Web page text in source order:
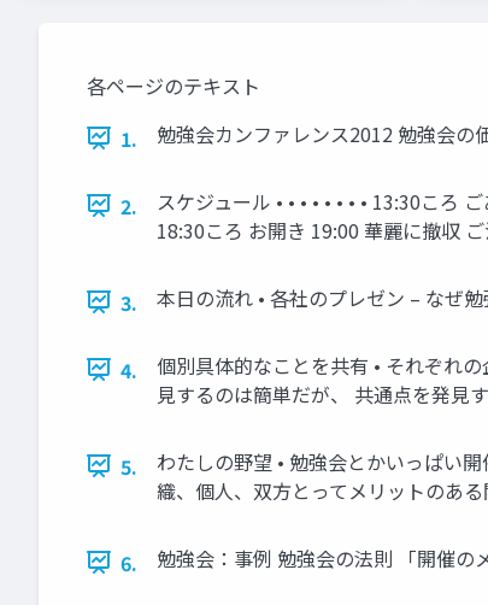
各ページのテキスト
1.
勉強会カンファレンス2012 勉強会
2.
スケジュール • • • • • • • • 13:30こ
18:30ころ お開き 19:00 華麗に撤収
3. 本日の流れ • 各社のプレゼン – なぜ
4.
個別具体的なことを共有 • それぞれ
見するのは簡単だが、 共通点を発見
5.
わたしの野望 • 勉強会とかいっぱい
織、個人、双方とってメリットのあ
6. 勉強会：事例 勉強会の法則 「開催の